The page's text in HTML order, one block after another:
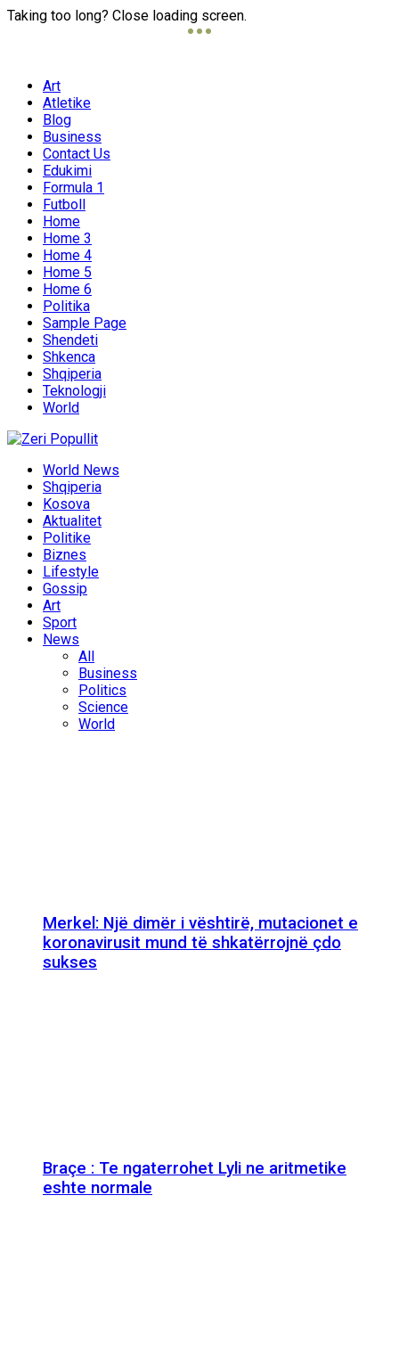
Taking too long? Close loading screen.
Art
Atletike
Blog
Business
Contact Us
Edukimi
Formula 1
Futboll
Home
Home 3
Home 4
Home 5
Home 6
Politika
Sample Page
Shendeti
Shkenca
Shqiperia
Teknologji
World
World News
Shqiperia
Kosova
Aktualitet
Politike
Biznes
Lifestyle
Gossip
Art
Sport
News
All
Business
Politics
Science
World
Merkel: Një dimër i vështirë, mutacionet e
koronavirusit mund të shkatërrojnë çdo
sukses
Braçe : Te ngaterrohet Lyli ne aritmetike
eshte normale